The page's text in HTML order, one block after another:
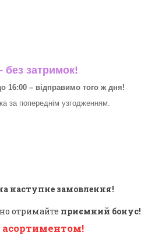
без затримок!
– відправимо того ж дня!
за попереднім узгодженням.
наступне замовлення!
отримайте приємний бонус!
асортиментом!